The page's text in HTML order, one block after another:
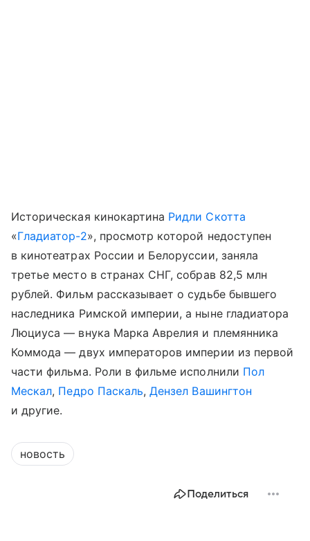
Историческая кинокартина Ридли Скотта
«Гладиатор-2», просмотр которой недоступен
в кинотеатрах России и Белоруссии, заняла
третье место в странах СНГ, собрав 82,5 млн
рублей. Фильм рассказывает о судьбе бывшего
наследника Римской империи, а ныне гладиатора
Люциуса — внука Марка Аврелия и племянника
Коммода — двух императоров империи из первой
части фильма. Роли в фильме исполнили Пол
Мескал, Педро Паскаль,Дензел Вашингтон
и другие.
новость
Поделиться